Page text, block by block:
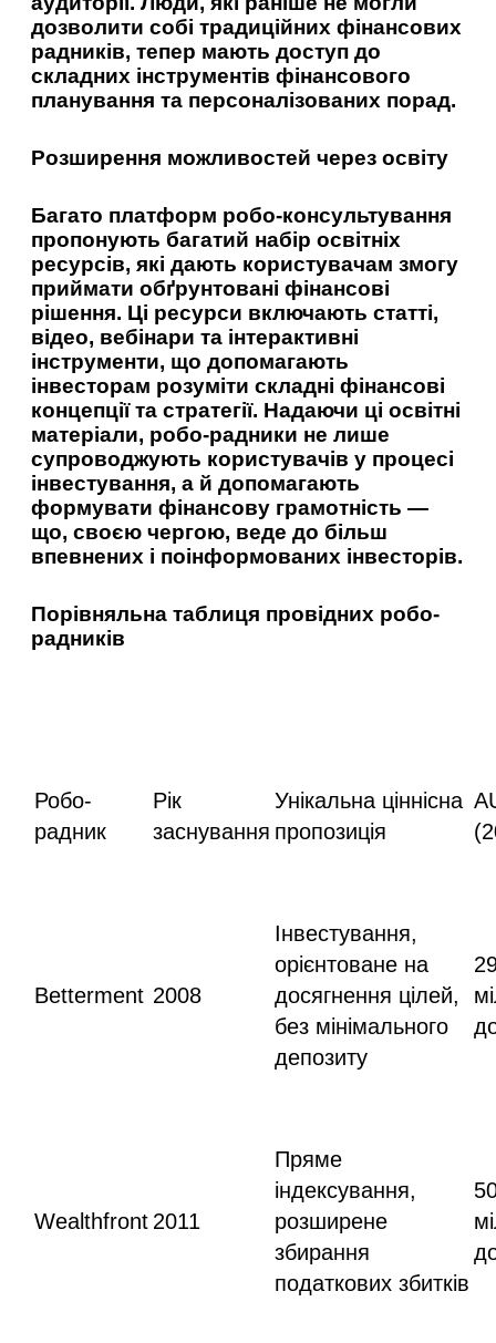
дозволити собі традиційних фінансових
радників, тепер мають доступ до
складних інструментів фінансового
планування та персоналізованих порад.
Розширення можливостей через освіту
Багато платформ робо-консультування
пропонують багатий набір освітніх
ресурсів, які дають користувачам змогу
приймати обґрунтовані фінансові
рішення. Ці ресурси включають статті,
відео, вебінари та інтерактивні
інструменти, що допомагають
інвесторам розуміти складні фінансові
концепції та стратегії. Надаючи ці освітні
матеріали, робо-радники не лише
супроводжують користувачів у процесі
інвестування, а й допомагають
формувати фінансову грамотність —
що, своєю чергою, веде до більш
впевнених і поінформованих інвесторів.
Порівняльна таблиця провідних робо-
радників
Робо-
радник
Рік
заснування
Унікальна ціннісна
пропозиція
Betterment 2008
Інвестування,
орієнтоване на
досягнення цілей,
без мінімального
депозиту
Wealthfront 2011
Пряме
індексування,
розширене
збирання
податкових збитків